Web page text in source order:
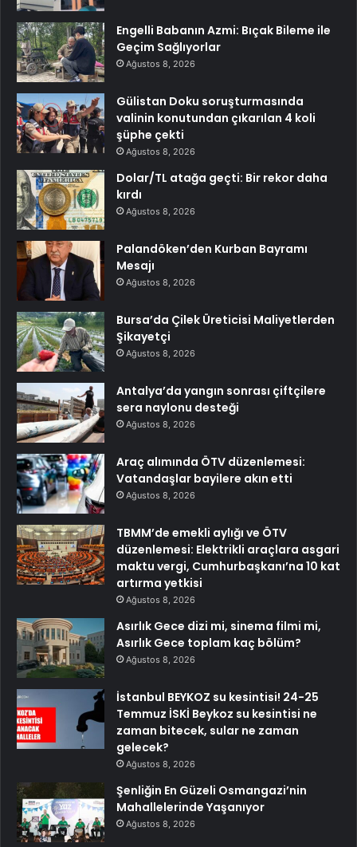
Engelli Babanın Azmi: Bıçak Bileme ile
Geçim Sağlıyorlar
Ağustos 8, 2026
Gülistan Doku soruşturmasında
valinin konutundan çıkarılan 4 koli
şüphe çekti
Ağustos 8, 2026
Dolar/TL atağa geçti: Bir rekor daha
kırdı
Ağustos 8, 2026
Palandöken’den Kurban Bayramı
Mesajı
Ağustos 8, 2026
Bursa’da Çilek Üreticisi Maliyetlerden
Şikayetçi
Ağustos 8, 2026
Antalya’da yangın sonrası çiftçilere
sera naylonu desteği
Ağustos 8, 2026
Araç alımında ÖTV düzenlemesi:
Vatandaşlar bayilere akın etti
Ağustos 8, 2026
TBMM’de emekli aylığı ve ÖTV
düzenlemesi: Elektrikli araçlara asgari
maktu vergi, Cumhurbaşkanı’na 10 kat
artırma yetkisi
Ağustos 8, 2026
Asırlık Gece dizi mi, sinema filmi mi,
Asırlık Gece toplam kaç bölüm?
Ağustos 8, 2026
İstanbul BEYKOZ su kesintisi! 24-25
Temmuz İSKİ Beykoz su kesintisi ne
zaman bitecek, sular ne zaman
gelecek?
Ağustos 8, 2026
Şenliğin En Güzeli Osmangazi’nin
Mahallelerinde Yaşanıyor
Ağustos 8, 2026